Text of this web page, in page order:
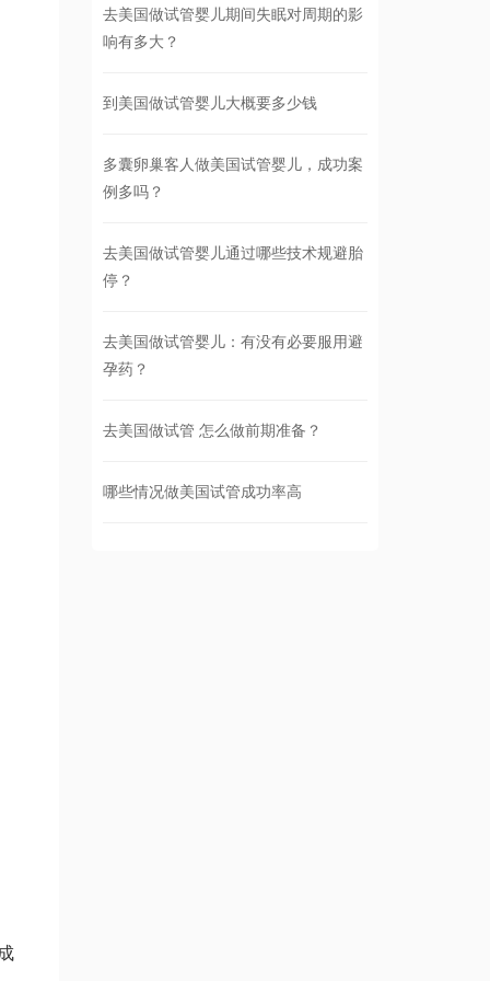
去美国做试管婴儿期间失眠对周期的影
响有多大？
到美国做试管婴儿大概要多少钱
多囊卵巢客人做美国试管婴儿，成功案
例多吗？
去美国做试管婴儿通过哪些技术规避胎
停？
去美国做试管婴儿：有没有必要服用避
孕药？
去美国做试管 怎么做前期准备？
哪些情况做美国试管成功率高